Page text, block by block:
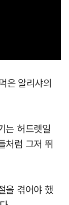
은 알리샤의
는 허드렛일
처럼 그저 뛰
을 겪어야 했